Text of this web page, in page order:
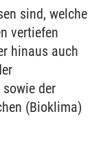
sind, welche
vertiefen
hinaus auch
der
(Bioklima)